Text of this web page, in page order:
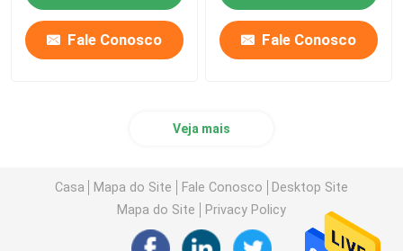
Fale Conosco Fale Conosco
Veja mais
Casa Mapa do Site Fale Conosco
Desktop Site
Mapa do Site
Privacy Policy